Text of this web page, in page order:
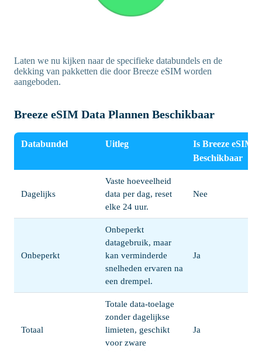
Laten we nu kijken naar de specifieke databundels en de
dekking van pakketten die door Breeze eSIM worden
aangeboden.
Breeze eSIM Data Plannen Beschikbaar
Databundel Uitleg
Is Breeze eSIM
Beschikbaar
Dagelijks
Vaste hoeveelheid
data per dag, reset
elke 24 uur.
Nee
Onbeperkt
Onbeperkt
datagebruik, maar
kan verminderde
snelheden ervaren na
een drempel.
Ja
Totaal
Totale data-toelage
zonder dagelijkse
limieten, geschikt
voor zware
Ja